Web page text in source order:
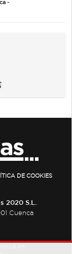
-
DE COOKIES
2020 S.L.
Cuenca